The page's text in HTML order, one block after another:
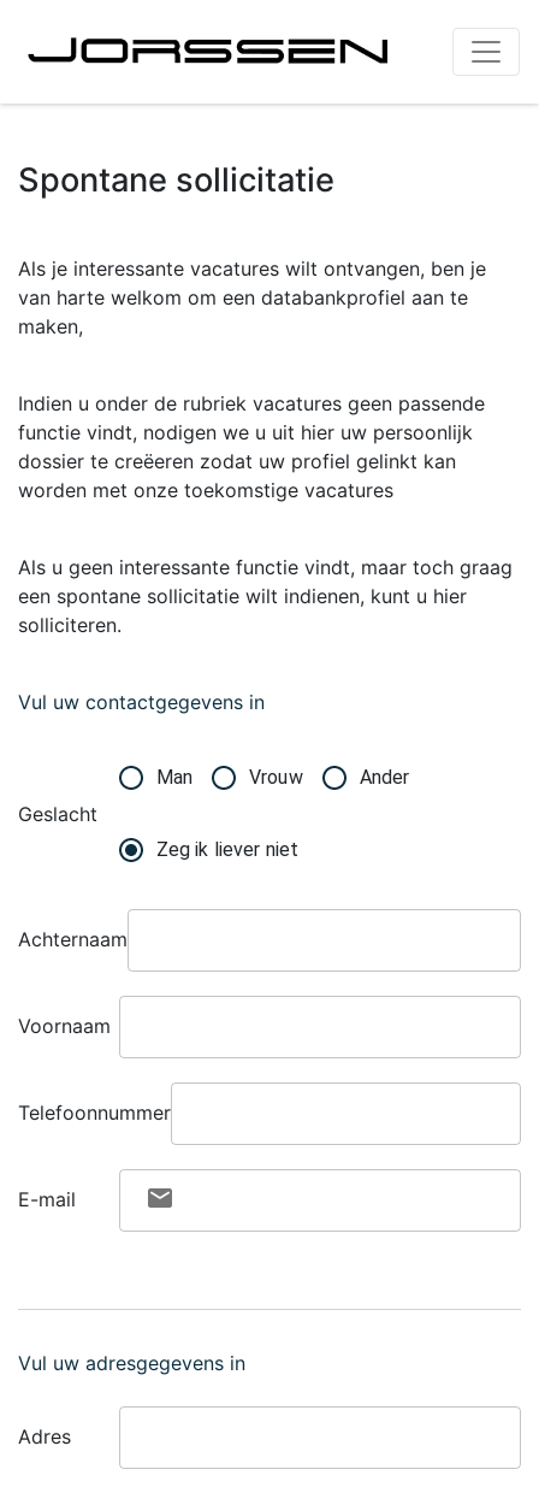
Spontane sollicitatie
Als je interessante vacatures wilt ontvangen, ben je
van harte welkom om een databankprofiel aan te
maken,
Indien u onder de rubriek vacatures geen passende
functie vindt, nodigen we u uit hier uw persoonlijk
dossier te creëeren zodat uw profiel gelinkt kan
worden met onze toekomstige vacatures
Als u geen interessante functie vindt, maar toch graag
een spontane sollicitatie wilt indienen, kunt u hier
solliciteren.
Vul uw contactgegevens in
Geslacht
Man Vrouw Ander
Zeg ik liever niet
Achternaam
Voornaam
Telefoonnummer
E-mail
Vul uw adresgegevens in
Adres